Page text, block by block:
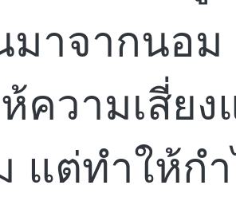
มาจากนอ
ห้ความเสี่ย
แต่ทำให้กำ